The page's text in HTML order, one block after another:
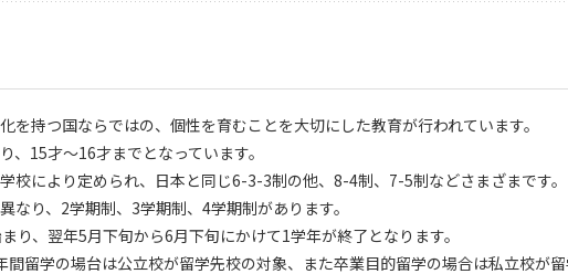
を持つ国ならではの、個性を育むことを大切にした教育が行われています。
、15才～16才までとなっています。
校により定められ、日本と同じ6-3-3制の他、8-4制、7-5制などさまざまです。
なり、2学期制、3学期制、4学期制があります。
り、翌年5月下旬から6月下旬にかけて1学年が終了となります。
留学の場台は公立校が留学先校の対象、また卒業目的留学の場合は私立校が